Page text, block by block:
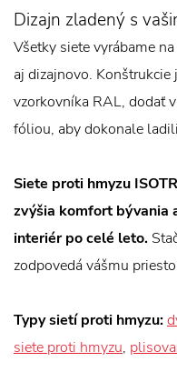
Dizajn zladený s
Všetky siete vyrábame
aj dizajnovo.
vzorkovníka RAL, dodať
fóliou, aby dokonale
Siete proti hmyzu
zvýšia komfort bývania
interiér po celé leto.
zodpovedá vášmu
Typy sietí proti hmyzu:
siete proti hmyzu,